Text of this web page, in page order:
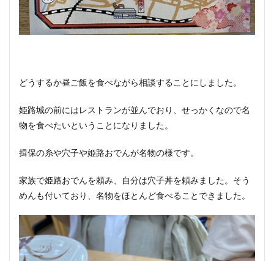
どうするか昼ご飯を食べながら相談することにしました。
姫路城の前にはレストランが並んでおり、せっかくなので名
物を食べたいということになりました。
揖保の糸や穴子や姫路おでんが名物の様です。
家族で姫路おでんを頼み、自分は穴子丼を頼みました。そう
めんも付いており、名物をほとんど食べることできました。